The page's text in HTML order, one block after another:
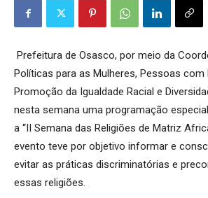
Prefeitura de Osasco, por meio da
Políticas para as Mulheres, Pessoas com
Promoção da Igualdade Racial e
nesta semana uma programação
a “II Semana das Religiões de Matriz
evento teve por objetivo informar e
evitar as práticas discriminatórias e
essas religiões.